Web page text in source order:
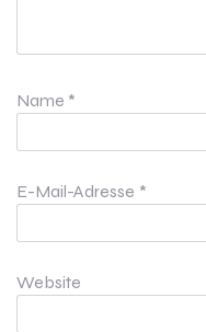
Name *
E-Mail-Adresse *
Website